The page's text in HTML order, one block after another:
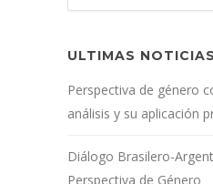
ULTIMAS NOTICIAS
Perspectiva de género
análisis y su aplicación
Diálogo Brasilero-
Perspectiva de Género